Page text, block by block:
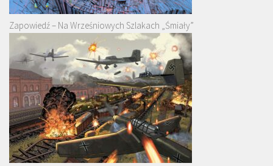
Zapowiedź – Na Wrześniowych Szlakach „Śmiały”